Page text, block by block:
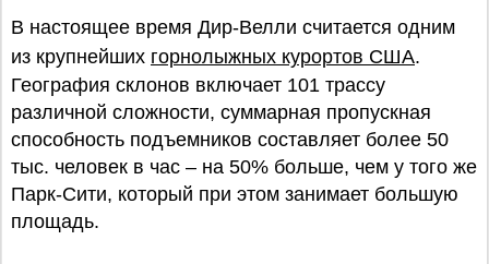
В настоящее время Дир-Велли считается одним
из крупнейших горнолыжных курортов США.
География склонов включает 101 трассу
различной сложности, суммарная пропускная
способность подъемников составляет более 50
тыс. человек в час – на 50% больше, чем у того же
Парк-Сити, который при этом занимает большую
площадь.